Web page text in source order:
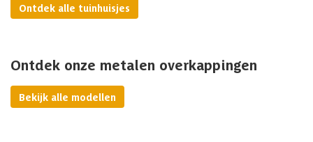
Ontdek alle tuinhuisjes
Ontdek onze metalen overkappingen
Bekijk alle modellen